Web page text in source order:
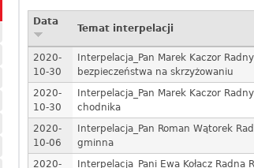
cń
Data
Temat interpelacji
2020-
10-30
Interpelacja_Pan Marek Kaczor
bezpieczeństwa na skrzyżowaniu
2020-
10-30
Interpelacja_Pan Marek Kaczor
chodnika
2020-
10-06
Interpelacja_Pan Roman Wątorek
gminna
2020-
Interpelacja_Pani Ewa Kołacz Radna